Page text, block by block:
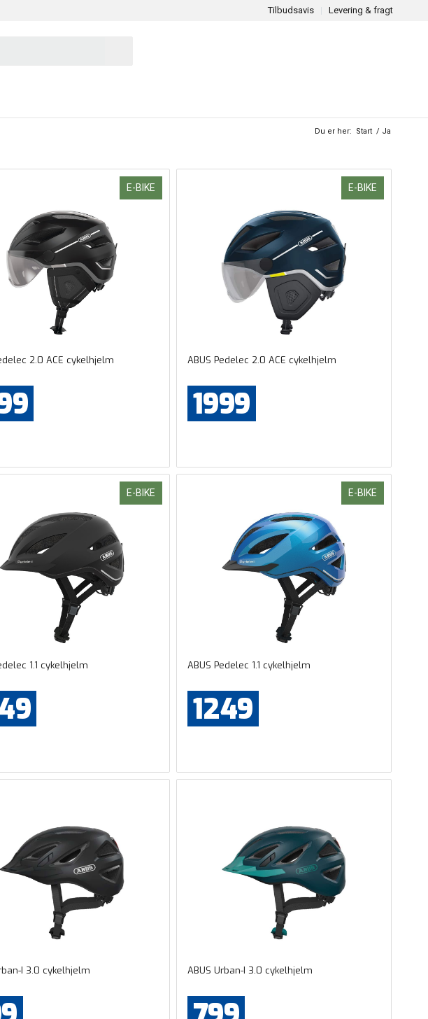
Tilbudsavis Levering & fragt
Du er her: Start / Ja
E-BIKE
2.0 ACE cykelhjelm
E-BIKE
ABUS Pedelec 2.0 ACE cykelhjelm
1999
E-BIKE
1.1 cykelhjelm
E-BIKE
ABUS Pedelec 1.1 cykelhjelm
1249
I 3.0 cykelhjelm ABUS Urban-I 3.0 cykelhjelm